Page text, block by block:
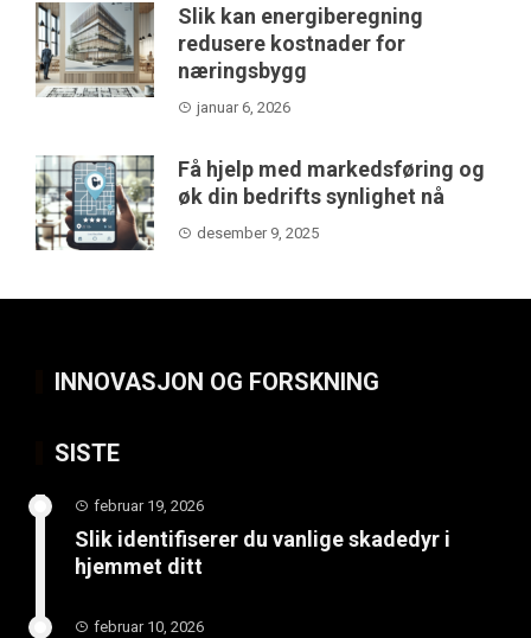
Slik kan energiberegning
redusere kostnader for
næringsbygg
januar 6, 2026
Få hjelp med markedsføring og
øk din bedrifts synlighet nå
desember 9, 2025
INNOVASJON OG FORSKNING
SISTE
februar 19, 2026
Slik identifiserer du vanlige skadedyr i
hjemmet ditt
februar 10, 2026